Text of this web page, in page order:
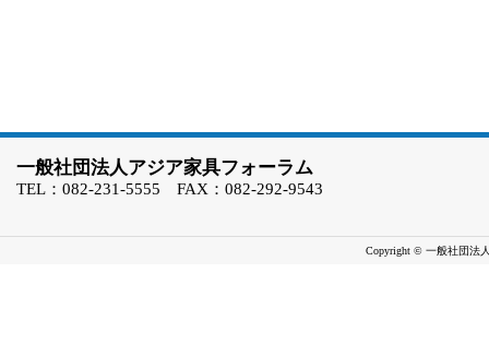
一般社団法人アジア家具フォーラム
TEL：082-231-5555 FAX：082-292-9543
Copyright © 一般社団法